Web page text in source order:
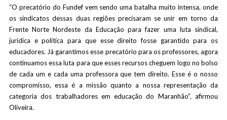
“O precatório do Fundef vem sendo uma batalha muito intensa, onde
os sindicatos dessas duas regiões precisaram se unir em torno da
Frente Norte Nordeste da Educação para fazer uma luta sindical,
jurídica e política para que esse direito fosse garantido para os
educadores. Já garantimos esse precatório para os professores, agora
continuamos essa luta para que esses recursos cheguem logo no bolso
de cada um e cada uma professora que tem direito. Esse é o nosso
compromisso, essa é a missão quanto a nossa representação da
categoria dos trabalhadores em educação do Maranhão”, afirmou
Oliveira.